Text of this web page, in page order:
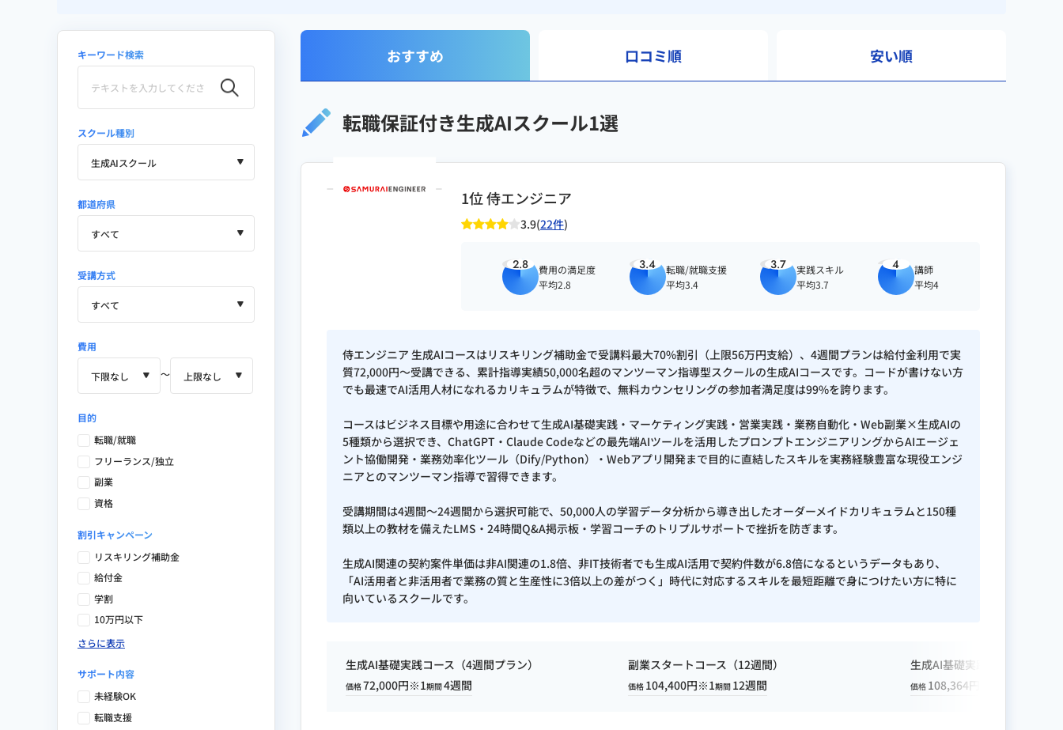
マイクロSaaS開発（MVP構築中・特許出願準備中）
ITスクール口コミ・比較サイト「リスログ」で200社以上のITスクールを調査（生成AI系30社以上）
生成AIスクールの教育品質・カリキュラム評価
生成AI導入設計・ROI測定・ガバナンス
生成AIリスク管理（著作権・情報漏洩・ハルシネーション対策）
使用AIツール
使用マーケティング・分析ツール
Google Analytics / Ptengine / AD EBiS / Similarweb / Semrush / Ahrefs / Search Console / Ubersuggest / MOZ / Power BI / Looker
保有資格
AIスキル検定 初級（一般社団法人 日本AIスキル認定協会）
AIエージェント活用検定（一般社団法人 日本AIスキル認定協会）
生成AIリスク管理者検定（一般社団法人 日本AIスキル認定協会）
キーワード検索
スクール種別
都道府県
受講方式
費用
〜
目的
転職/就職
フリーランス/独立
副業
資格
割引キャンペーン
リスキリング補助金
給付金
学割
10万円以下
さらに表示
サポート内容
未経験OK
転職支援
おすすめ 口コミ順 安い順
転職保証付き生成AIスクール1選
1位 侍エンジニア
3.9(22件)
2.8
費用の満足度
平均2.8
3.4
転職/就職支援
平均3.4
3.7
実践スキル
平均3.7
4
講師
平均4
侍エンジニア 生成AIコースはリスキリング補助金で受講料最大70%割引（上限56万円支給）、4週間プランは給付金利用で実
質72,000円〜受講できる、累計指導実績50,000名超のマンツーマン指導型スクールの生成AIコースです。コードが書けない方
でも最速でAI活用人材になれるカリキュラムが特徴で、無料カウンセリングの参加者満足度は99%を誇ります。
コースはビジネス目標や用途に合わせて生成AI基礎実践・マーケティング実践・営業実践・業務自動化・Web副業×生成AIの
5種類から選択でき、ChatGPT・Claude Codeなどの最先端AIツールを活用したプロンプトエンジニアリングからAIエージェ
ント協働開発・業務効率化ツール（Dify/Python）・Webアプリ開発まで目的に直結したスキルを実務経験豊富な現役エンジ
ニアとのマンツーマン指導で習得できます。
受講期間は4週間〜24週間から選択可能で、50,000人の学習データ分析から導き出したオーダーメイドカリキュラムと150種
類以上の教材を備えたLMS・24時間Q&A掲示板・学習コーチのトリプルサポートで挫折を防ぎます。
生成AI関連の契約案件単価は非AI関連の1.8倍、非IT技術者でも生成AI活用で契約件数が6.8倍になるというデータもあり、
「AI活用者と非活用者で業務の質と生産性に3倍以上の差がつく」時代に対応するスキルを最短距離で身につけたい方に特に
向いているスクールです。
生成AI基礎実践コース（4週間プラン）
価格72,000円※1期間4週間
副業スタートコース（12週間）
価格 104,400円※1期間 12週間
生成AI基礎実践コース（8週間
価格 108,364円※1